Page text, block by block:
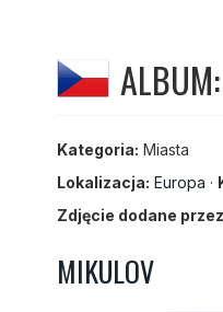
Kategoria: Miasta
Lokalizacja: Europa ·
Zdjęcie dodane
MIKULOV